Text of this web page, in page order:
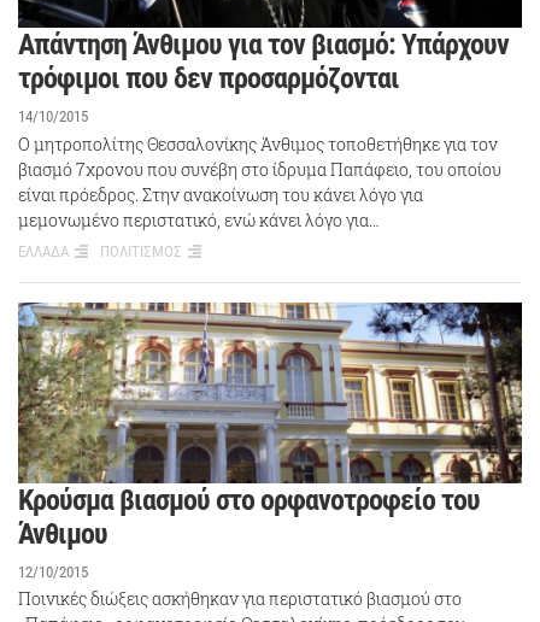
Απάντηση Άνθιμου για τον βιασμό: Υπάρχουν
τρόφιμοι που δεν προσαρμόζονται
14/10/2015
Ο μητροπολίτης Θεσσαλονίκης Άνθιμος τοποθετήθηκε για τον
βιασμό 7χρονου που συνέβη στο ίδρυμα Παπάφειο, του οποίου
είναι πρόεδρος. Στην ανακοίνωση του κάνει λόγο για
μεμονωμένο περιστατικό, ενώ κάνει λόγο για…
ΕΛΛΑΔΑ ΠΟΛΙΤΙΣΜΟΣ
Κρούσμα βιασμού στο ορφανοτροφείο του
Άνθιμου
12/10/2015
Ποινικές διώξεις ασκήθηκαν για περιστατικό βιασμού στο